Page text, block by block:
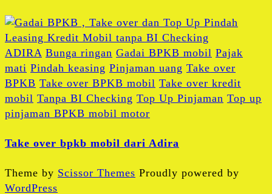
ADIRA Bunga ringan Gadai BPKB mobil Pajak
mati Pindah keasing Pinjaman uang Take over
BPKB Take over BPKB mobil Take over kredit
mobil Tanpa BI Checking Top Up Pinjaman Top up
pinjaman BPKB mobil motor
Take over bpkb mobil dari Adira
Theme by Scissor Themes Proudly powered by
WordPress